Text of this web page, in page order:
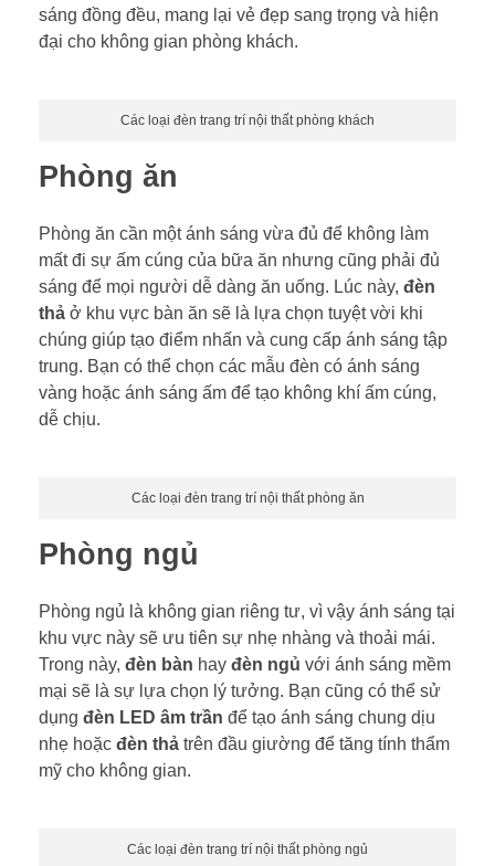
sáng đồng đều, mang lại vẻ đẹp sang trọng và hiện
đại cho không gian phòng khách.
Các loại đèn trang trí nội thất phòng khách
Phòng ăn
Phòng ăn cần một ánh sáng vừa đủ để không làm
mất đi sự ấm cúng của bữa ăn nhưng cũng phải đủ
sáng để mọi người dễ dàng ăn uống. Lúc này, đèn
thả ở khu vực bàn ăn sẽ là lựa chọn tuyệt vời khi
chúng giúp tạo điểm nhấn và cung cấp ánh sáng tập
trung. Bạn có thể chọn các mẫu đèn có ánh sáng
vàng hoặc ánh sáng ấm để tạo không khí ấm cúng,
dễ chịu.
Các loại đèn trang trí nội thất phòng ăn
Phòng ngủ
Phòng ngủ là không gian riêng tư, vì vậy ánh sáng tại
khu vực này sẽ ưu tiên sự nhẹ nhàng và thoải mái.
Trong này, đèn bàn hay đèn ngủ với ánh sáng mềm
mại sẽ là sự lựa chọn lý tưởng. Bạn cũng có thể sử
dụng đèn LED âm trần để tạo ánh sáng chung dịu
nhẹ hoặc đèn thả trên đầu giường để tăng tính thẩm
mỹ cho không gian.
Các loại đèn trang trí nội thất phòng ngủ